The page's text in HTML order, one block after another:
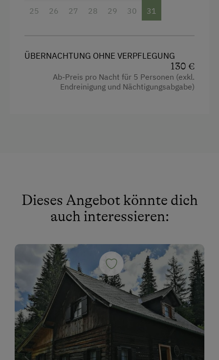
Dusche
Fernseher
Kühlschrank
Neubau
Kaffeemaschine
Doppelbett (Kingsize)
Einzelbett
25
26
27
28
29
30
31
ÜBERNACHTUNG OHNE VERPFLEGUNG
130 €
Ab-Preis pro Nacht für 5 Personen (exkl.
Endreinigung und Nächtigungsabgabe)
Dieses Angebot könnte dich
auch interessieren: